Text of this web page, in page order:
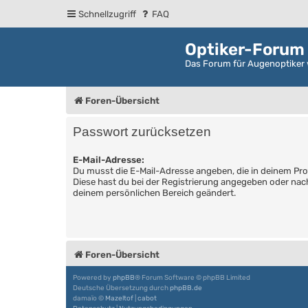
Schnellzugriff FAQ
Optiker-Forum
Das Forum für
Foren-Übersicht
Passwort zurücksetzen
E-Mail-Adresse:
Du musst die E-Mail-Adresse angeben, die in deinem
Diese hast du bei der Registrierung angegeben oder
deinem persönlichen Bereich geändert.
Foren-Übersicht
Powered by phpBB® Forum Software © phpBB Limited
Deutsche Übersetzung durchphpBB.de
damaïo © Mazeltof cabot